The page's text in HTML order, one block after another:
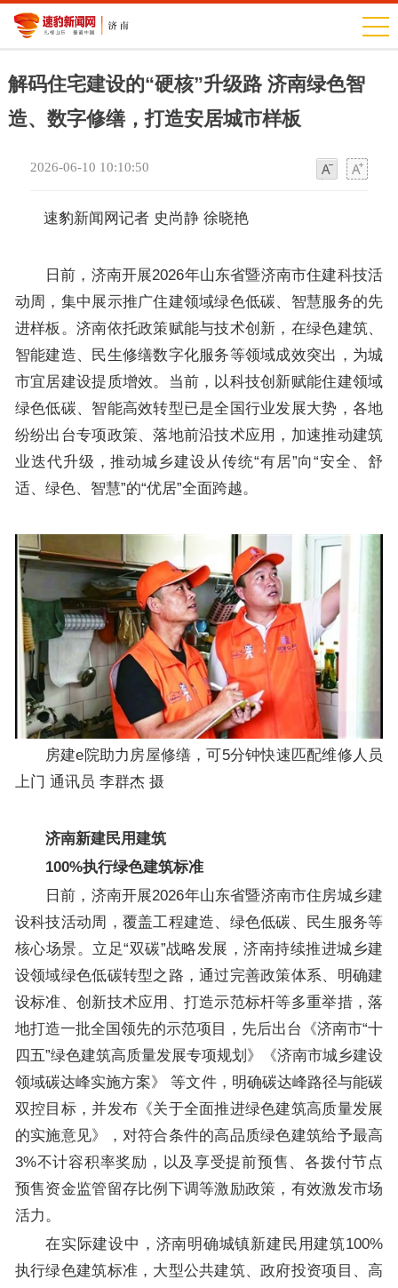
解码住宅建设的“硬核”升级路 济南绿色智
造、数字修缮，打造安居城市样板
2026-06-10 10:10:50
速豹新闻网记者 史尚静 徐晓艳
日前，济南开展2026年山东省暨济南市住建科技活
动周，集中展示推广住建领域绿色低碳、智慧服务的先
进样板。济南依托政策赋能与技术创新，在绿色建筑、
智能建造、民生修缮数字化服务等领域成效突出，为城
市宜居建设提质增效。当前，以科技创新赋能住建领域
绿色低碳、智能高效转型已是全国行业发展大势，各地
纷纷出台专项政策、落地前沿技术应用，加速推动建筑
业迭代升级，推动城乡建设从传统“有居”向“安全、舒
适、绿色、智慧”的“优居”全面跨越。
房建e院助力房屋修缮，可5分钟快速匹配维修人员
上门 通讯员 李群杰 摄
济南新建民用建筑
100%执行绿色建筑标准
日前，济南开展2026年山东省暨济南市住房城乡建
设科技活动周，覆盖工程建造、绿色低碳、民生服务等
核心场景。立足“双碳”战略发展，济南持续推进城乡建
设领域绿色低碳转型之路，通过完善政策体系、明确建
设标准、创新技术应用、打造示范标杆等多重举措，落
地打造一批全国领先的示范项目，先后出台《济南市“十
四五”绿色建筑高质量发展专项规划》《济南市城乡建设
领域碳达峰实施方案》 等文件，明确碳达峰路径与能碳
双控目标，并发布《关于全面推进绿色建筑高质量发展
的实施意见》，对符合条件的高品质绿色建筑给予最高
3%不计容积率奖励，以及享受提前预售、各拨付节点
预售资金监管留存比例下调等激励政策，有效激发市场
活力。
在实际建设中，济南明确城镇新建民用建筑100%
执行绿色建筑标准，大型公共建筑、政府投资项目、高